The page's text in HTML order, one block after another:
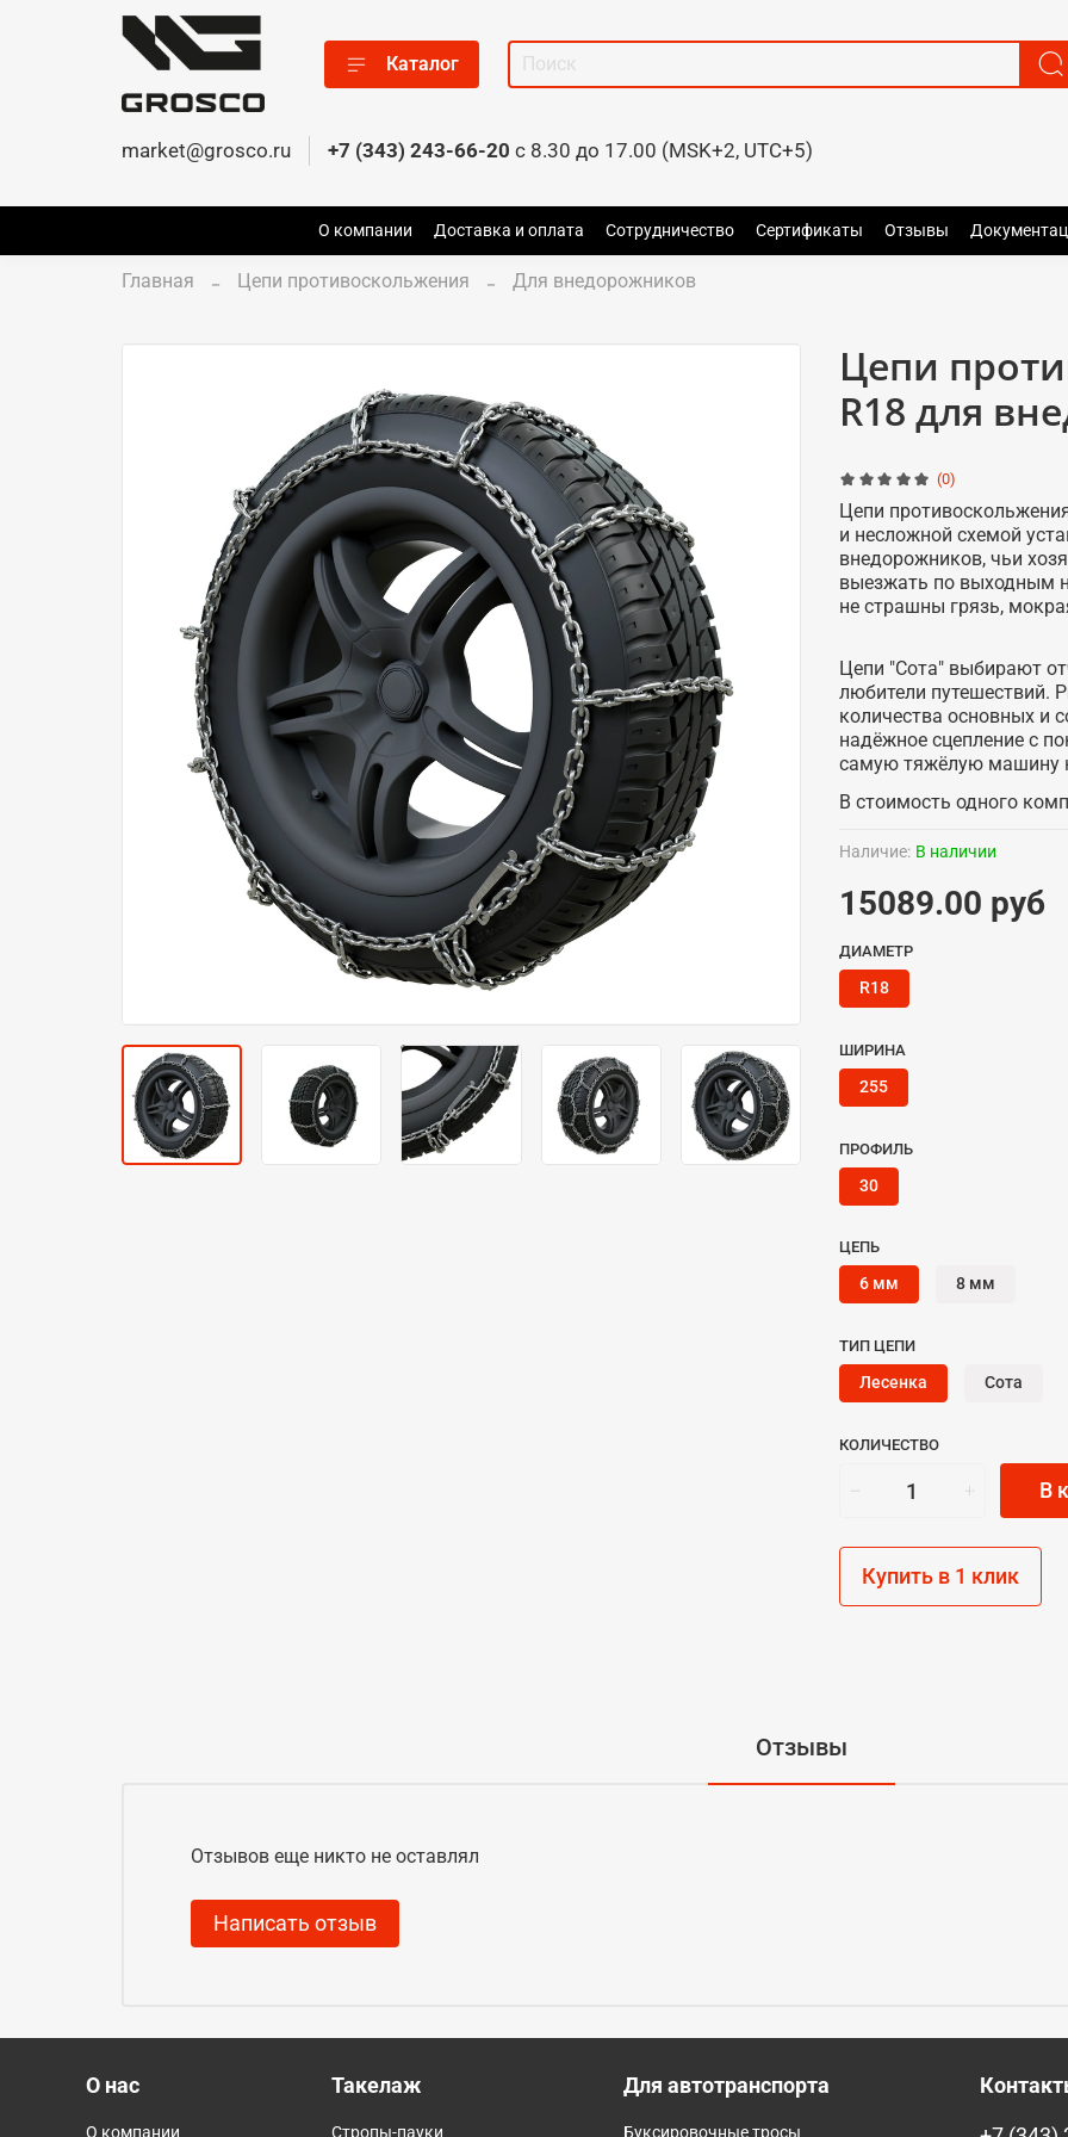
Каталог
market@grosco.ru +7 (343) 243-66-20 c 8.30 до 17.00 (MSK+2, UTC+5)
О компании Доставка и оплата Сотрудничество Сертификаты Отзывы
Главная Цепи противоскольжения Для внедорожников
(0)
Наличие: В наличии
Цепи
R18 для
15089.00 руб
КОЛИЧЕСТВО
В
Купить в 1 клик
ДИАМЕТР
R18
ШИРИНА
255
ПРОФИЛЬ
30
ЦЕПЬ
6 мм 8 мм
ТИП ЦЕПИ
Лесенка Сота
Цепи
и несложной схемой
внедорожников, чьи
выезжать по выходным
не страшны грязь,
Цепи "Сота" выбирают
любители путешествий.
количества основных и
надёжное сцепление с
самую тяжёлую машину
В стоимость одного
Отзывы
Отзывов еще никто не оставлял
Написать отзыв
О нас Такелаж Для автотранспорта